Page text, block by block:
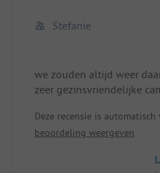
Stefanie
we zouden altijd weer
zeer gezinsvriendelijke
Deze recensie is automatisch
beoordeling weergeven